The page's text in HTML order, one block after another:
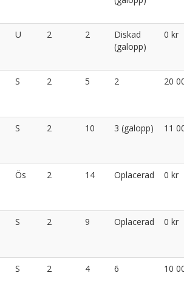
U 2 2
Diskad
(galopp)
0 kr
S 2 5 2 20
S 2 10 3 (galopp) 11
Ös 2 14 Oplacerad 0 kr
S 2 9 Oplacerad 0 kr
S 2 4 6 10